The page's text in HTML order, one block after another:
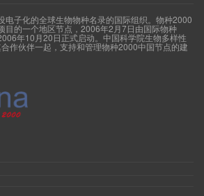
电子化的全球生物物种名录的国际组织。物种2000
目的一个地区节点，2006年2月7日由国际物种
年10月20日正式启动。中国科学院生物多样性
作伙伴一起，支持和管理物种2000中国节点的建